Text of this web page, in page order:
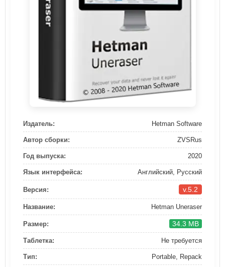
Издатель: Hetman Software
Автор сборки: ZVSRus
Год выпуска: 2020
Язык интерфейса: Английский, Русский
Версия: v.5.2
Название: Hetman Uneraser
Размер: 34.3 MB
Таблетка: Не требуется
Тип: Portable, Repack